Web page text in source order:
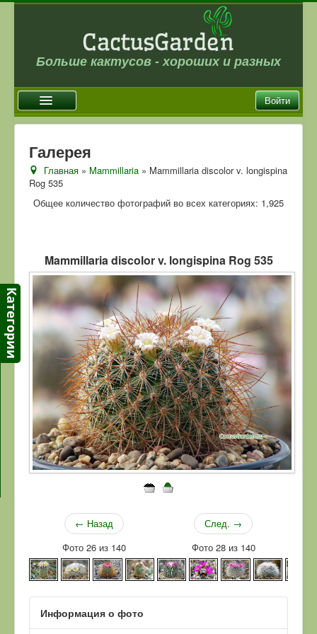
Больше кактусов - хороших и разных
Войти
Новости
Галерея
Магазин
Отзывы
Ссылки
Контакты
Галерея
Главная » Mammillaria » Mammillaria discolor v. longispina
Rog 535
Общее количество фотографий во всех категориях: 1,925
Mammillaria discolor v. longispina Rog 535
← Назад
Фото 26 из 140
След. →
Фото 28 из 140
Информация о фото